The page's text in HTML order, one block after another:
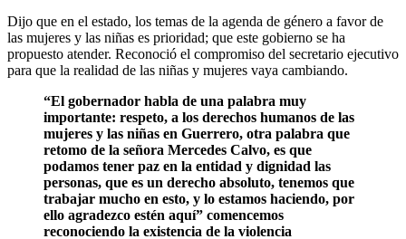
Dijo que en el estado, los temas de la agenda de género a favor de
las mujeres y las niñas es prioridad; que este gobierno se ha
propuesto atender. Reconoció el compromiso del secretario ejecutivo
para que la realidad de las niñas y mujeres vaya cambiando.
“El gobernador habla de una palabra muy
importante: respeto, a los derechos humanos de las
mujeres y las niñas en Guerrero, otra palabra que
retomo de la señora Mercedes Calvo, es que
podamos tener paz en la entidad y dignidad las
personas, que es un derecho absoluto, tenemos que
trabajar mucho en esto, y lo estamos haciendo, por
ello agradezco estén aquí” comencemos
reconociendo la existencia de la violencia